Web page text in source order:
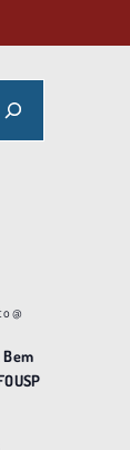
@
Bem